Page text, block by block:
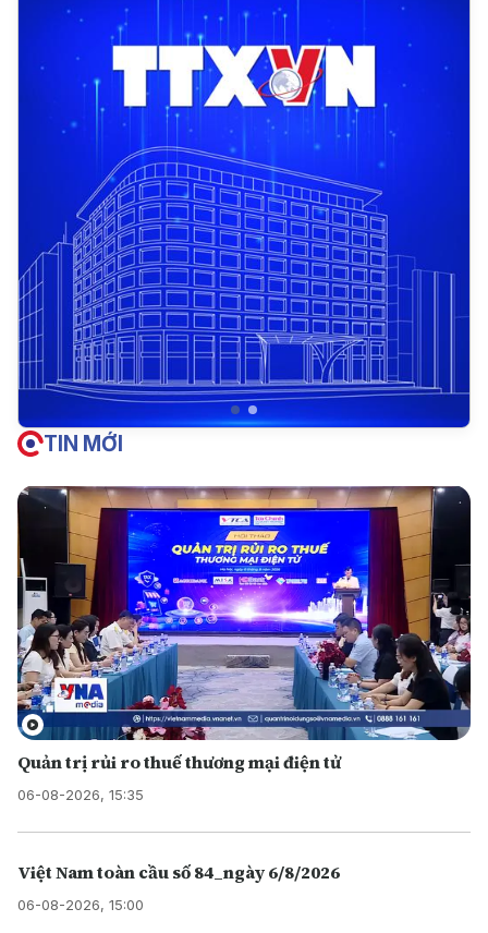
TIN MỚI
Quản trị rủi ro thuế thương mại điện tử
06-08-2026, 15:35
Việt Nam toàn cầu số 84_ngày 6/8/2026
06-08-2026, 15:00